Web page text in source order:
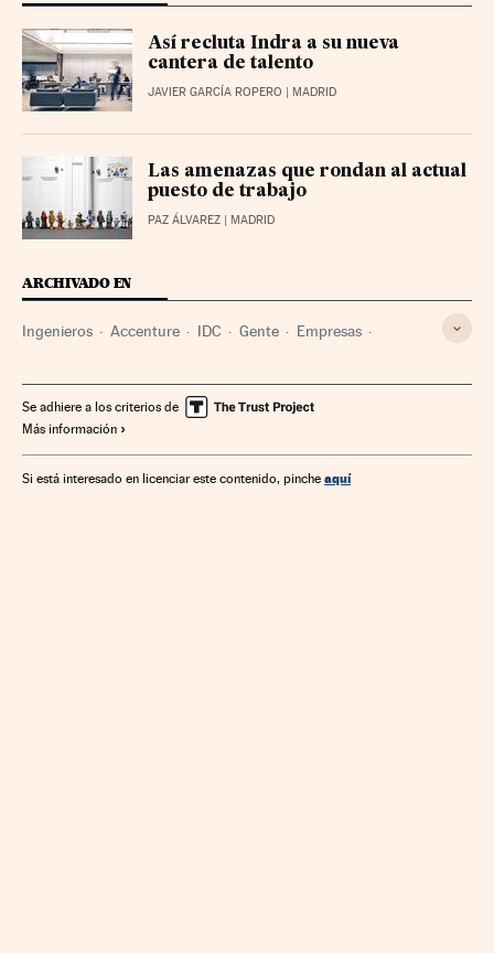
Así recluta Indra a su nueva
cantera de talento
JAVIER GARCÍA ROPERO | MADRID
Las amenazas que rondan al actual
puesto de trabajo
PAZ ÁLVAREZ | MADRID
ARCHIVADO EN
Ingenieros Accenture IDC Gente Empresas
Comunicaciones
Se adhiere a los criterios de
Más información
Si está interesado en licenciar este contenido, pinche aquí